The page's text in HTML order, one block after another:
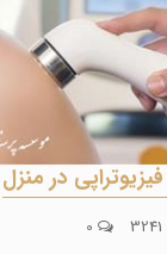
در منزل